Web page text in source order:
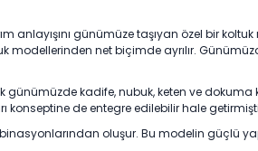
anlayışını günümüze taşıyan özel bir
modellerinden net biçimde ayrılır.
kadife, nubuk, keten ve
konseptine de entegre edilebilir hale
oluşur. Bu modelin güçlü